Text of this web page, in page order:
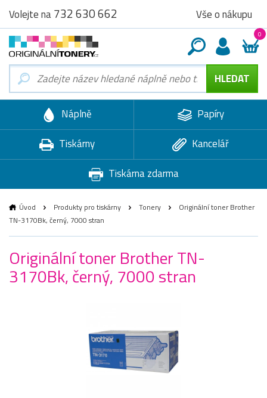
Volejte na732 630 662 Vše o nákupu
0
Náplně
Papíry
Tiskárny
Kancelář
Tiskárna zdarma
Úvod Produkty pro tiskárny Tonery
Originální toner Brother
TN-3170Bk, černý, 7000 stran
Originální toner Brother TN-
3170Bk, černý, 7000 stran